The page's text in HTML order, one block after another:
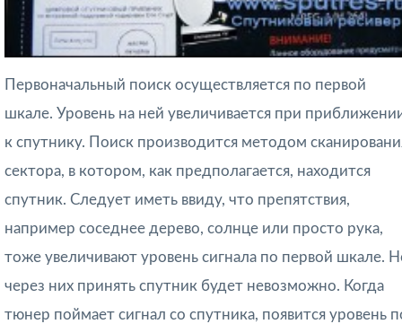
Первоначальный поиск осуществляется по первой
шкале. Уровень на ней увеличивается при
к спутнику. Поиск производится методом
сектора, в котором, как предполагается, находится
спутник. Следует иметь ввиду, что препятствия,
например соседнее дерево, солнце или просто рука,
тоже увеличивают уровень сигнала по первой шкале.
через них принять спутник будет невозможно. Когда
тюнер поймает сигнал со спутника, появится уровень